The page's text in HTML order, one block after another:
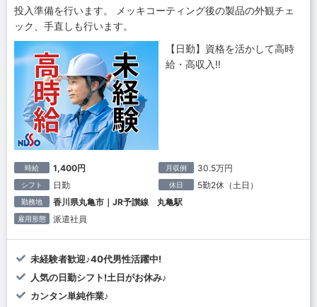
投入準備を行います。 メッキコーティング後の製品の外観チェ
ック、手直しも行います。
【日勤】資格を活かして高時
給・高収入!!
時給 1,400円 月収例 30.5万円
シフト 日勤 休日 5勤2休（土日）
勤務地 香川県丸亀市｜JR予讃線 丸亀駅
雇用形態 派遣社員
未経験者歓迎♪40代男性活躍中!
人気の日勤シフト!土日がお休み♪
カンタン単純作業♪